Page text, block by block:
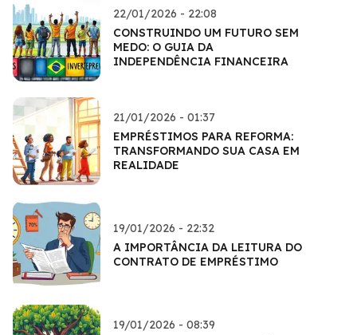
22/01/2026 - 22:08
CONSTRUINDO UM FUTURO SEM
MEDO: O GUIA DA
INDEPENDÊNCIA FINANCEIRA
21/01/2026 - 01:37
EMPRÉSTIMOS PARA REFORMA:
TRANSFORMANDO SUA CASA EM
REALIDADE
19/01/2026 - 22:32
A IMPORTÂNCIA DA LEITURA DO
CONTRATO DE EMPRÉSTIMO
19/01/2026 - 08:39